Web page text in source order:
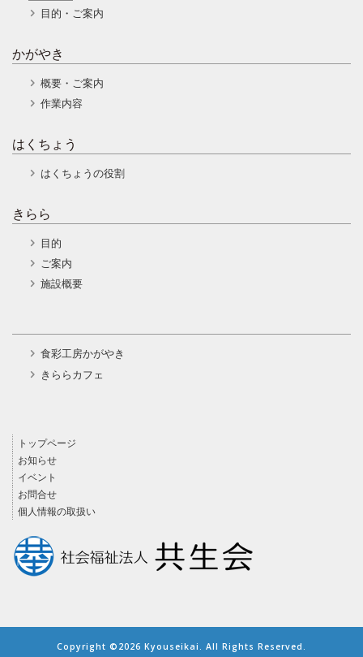
目的・ご案内
かがやき
概要・ご案内
作業内容
はくちょう
はくちょうの役割
きらら
目的
ご案内
施設概要
食彩工房かがやき
きららカフェ
トップページ
お知らせ
イベント
お問合せ
個人情報の取扱い
Copyright ©2026 Kyouseikai. All Rights Reserved.